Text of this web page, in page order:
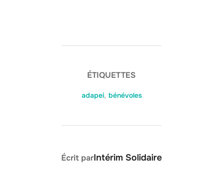
ÉTIQUETTES
adapei, bénévoles
AUTEUR DE LA PUBLICATION
Écrit parIntérim Solidaire